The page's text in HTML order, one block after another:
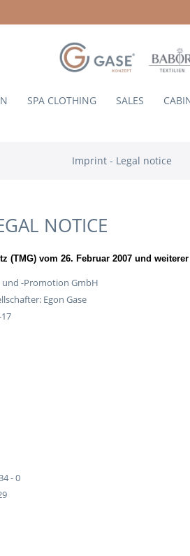
SPA CLOTHING SALES
Imprint - Legal notice
NOTICE
(TMG) vom 26. Februar 2007 und
-Promotion GmbH
Egon Gase
- 0